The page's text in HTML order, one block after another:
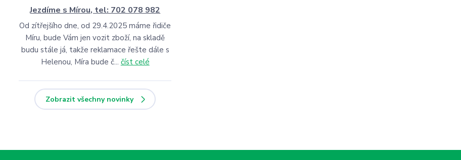
Jezdíme s Mírou, tel: 702 078 982
Od zítřejšího dne, od 29.4.2025 máme řidiče
Míru, bude Vám jen vozit zboží, na skladě
budu stále já, takže reklamace řešte dále s
Helenou, Míra bude č... číst celé
Zobrazit všechny novinky